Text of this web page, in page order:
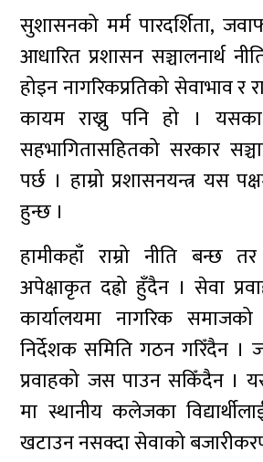
सुशासनको मर्म पारदर्शिता,
आधारित प्रशासन सञ्चालनार्थ
होइन नागरिकप्रतिको सेवाभाव र
कायम राख्नु पनि हो ।
सहभागितासहितको सरकार
पर्छ । हाम्रो प्रशासनयन्त्र यस
हुन्छ ।
हामीकहाँ राम्रो नीति बन्छ
अपेक्षाकृत दह्रो हुँदैन । सेवा
कार्यालयमा नागरिक समाजको
निर्देशक समिति गठन गरिँदैन
प्रवाहको जस पाउन सकिँदैन ।
मा स्थानीय कलेजका
खटाउन नसक्दा सेवाको